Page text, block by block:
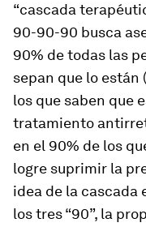
“cascada
90-90-90 busca
90% de todas las
sepan que lo están
los que saben que
tratamiento
en el 90% de los
logre suprimir la
idea de la cascada
los tres “90”, la